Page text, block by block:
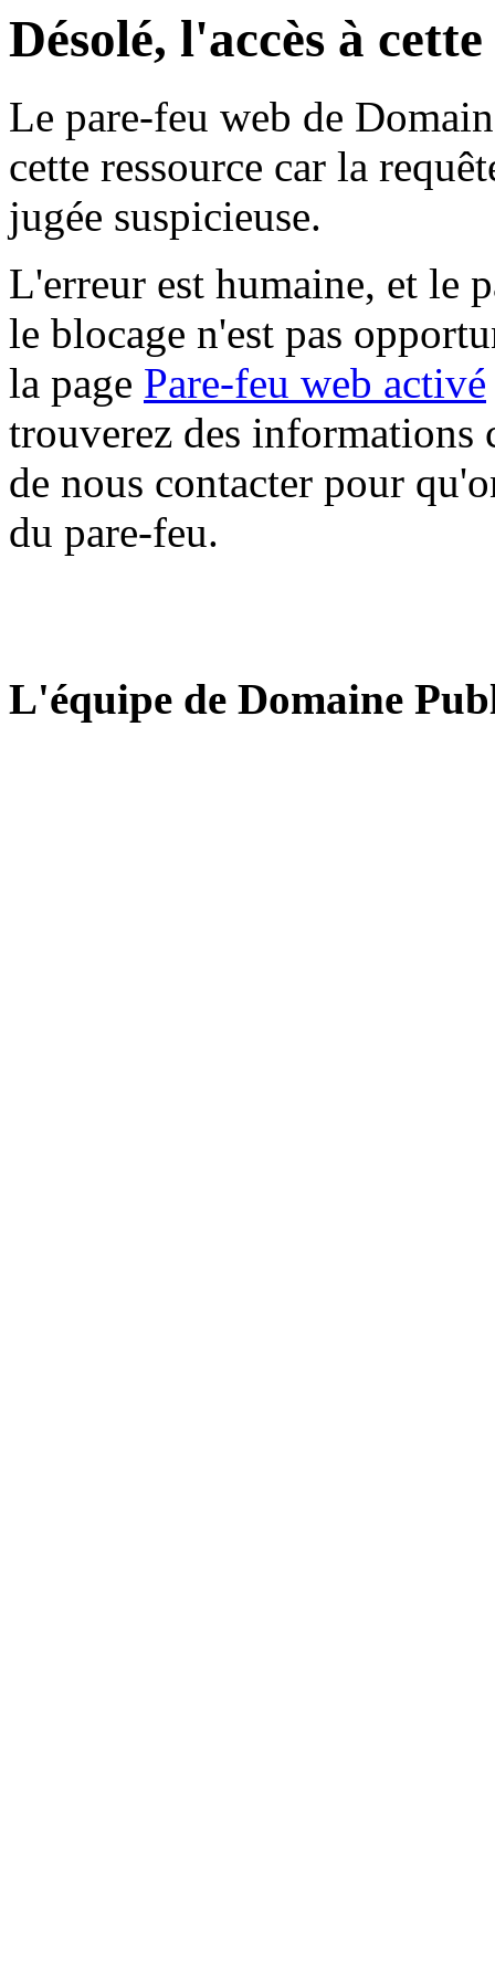
Désolé, l'accès à
Le pare-feu web de
cette ressource car la
jugée suspicieuse.
L'erreur est humaine, et le
le blocage n'est pas
la page Pare-feu web activé
trouverez des informations
de nous contacter pour
du pare-feu.
L'équipe de Domaine